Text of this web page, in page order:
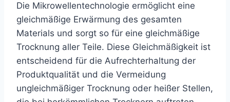
Die Mikrowellentechnologie ermöglicht eine
gleichmäßige Erwärmung des gesamten
Materials und sorgt so für eine gleichmäßige
Trocknung aller Teile. Diese Gleichmäßigkeit ist
entscheidend für die Aufrechterhaltung der
Produktqualität und die Vermeidung
ungleichmäßiger Trocknung oder heißer Stellen,